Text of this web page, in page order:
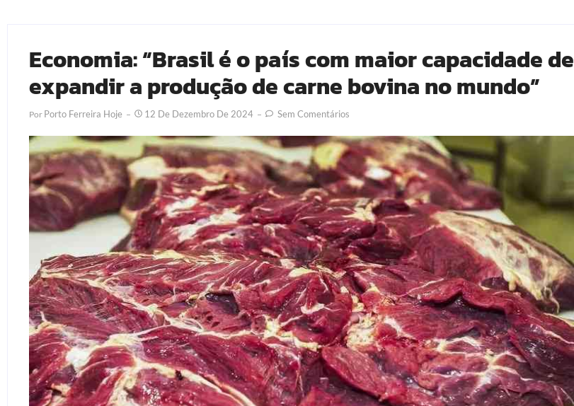
Economia: “Brasil é o país com maior capacidade de
expandir a produção de carne bovina no mundo”
Por Porto Ferreira Hoje 12 De Dezembro De 2024 Sem Comentários